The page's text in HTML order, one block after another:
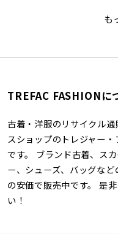
も
TREFAC FASHIONに
古着・洋服のリサイクル
スショップのトレジャー
です。 ブランド古着、ス
ー、シューズ、バッグな
の安価で販売中です。 是
い！